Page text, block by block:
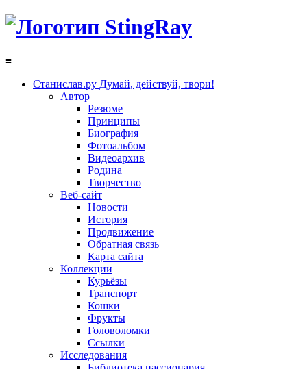
≡
Станислав.ру Думай, действуй, твори!
Автор
Резюме
Принципы
Биография
Фотоальбом
Видеоархив
Родина
Творчество
Веб-сайт
Новости
История
Продвижение
Обратная связь
Карта сайта
Коллекции
Курьёзы
Транспорт
Кошки
Фрукты
Головоломки
Ссылки
Исследования